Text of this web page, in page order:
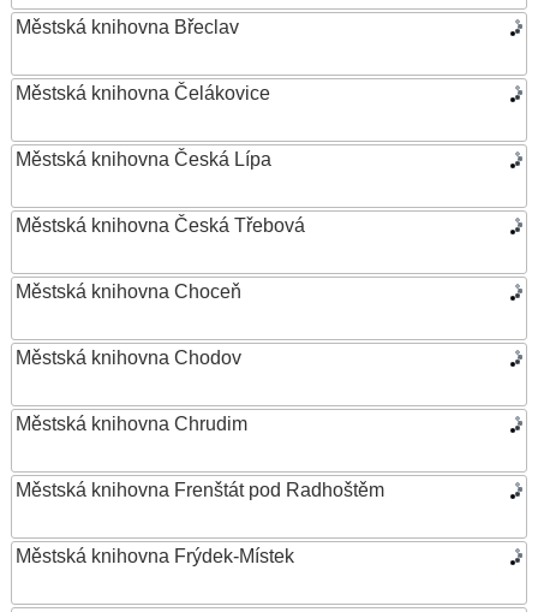
Městská knihovna Břeclav
Městská knihovna Čelákovice
Městská knihovna Česká Lípa
Městská knihovna Česká Třebová
Městská knihovna Choceň
Městská knihovna Chodov
Městská knihovna Chrudim
Městská knihovna Frenštát pod Radhoštěm
Městská knihovna Frýdek-Místek